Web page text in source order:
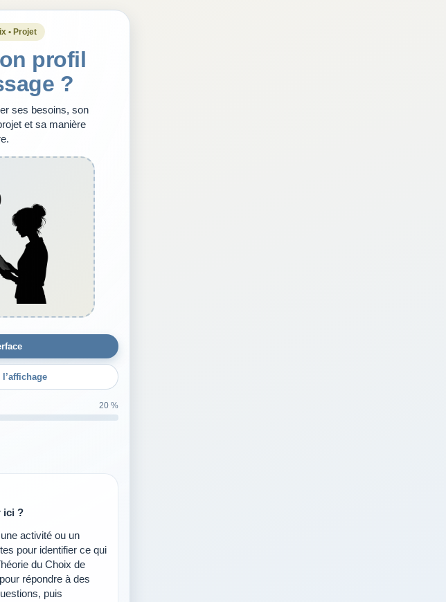
• Projet
profil
?
ses besoins, son
et sa manière
20 %
ici ?
activité ou un
pour identifier ce qui
du Choix de
répondre à des
puis